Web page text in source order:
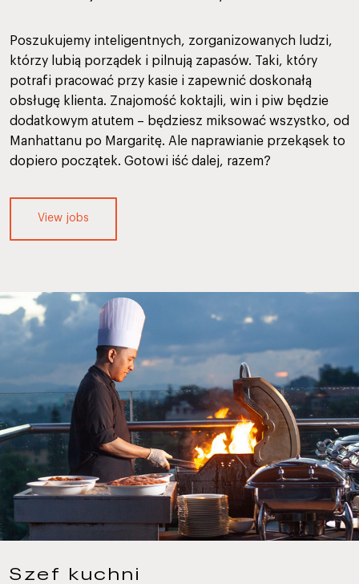
Poszukujemy inteligentnych, zorganizowanych ludzi,
którzy lubią porządek i pilnują zapasów. Taki, który
potrafi pracować przy kasie i zapewnić doskonałą
obsługę klienta. Znajomość koktajli, win i piw będzie
dodatkowym atutem – będziesz miksować wszystko, od
Manhattanu po Margaritę. Ale naprawianie przekąsek to
dopiero początek. Gotowi iść dalej, razem?
View jobs
Szef kuchni